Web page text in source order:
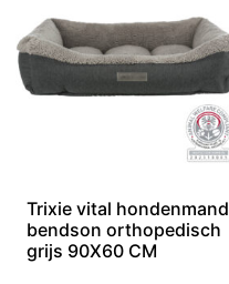
Trixie vital hondenmand
bendson orthopedisch
grijs 90X60 CM